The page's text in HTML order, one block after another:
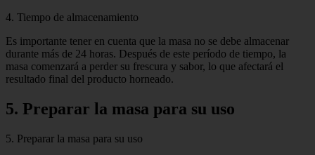
4. Tiempo de almacenamiento
Es importante tener en cuenta que la masa no se debe almacenar
durante más de 24 horas. Después de este período de tiempo, la
masa comenzará a perder su frescura y sabor, lo que afectará el
resultado final del producto horneado.
5. Preparar la masa para su uso
5. Preparar la masa para su uso